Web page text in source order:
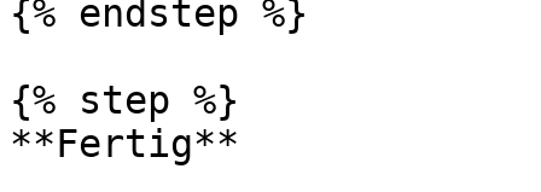
{% endstep %}
{% step %}
**Fertig**